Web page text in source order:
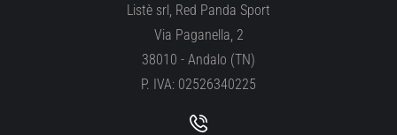
Listè srl, Red Panda Sport
Via Paganella, 2
38010 - Andalo (TN)
P. IVA: 02526340225